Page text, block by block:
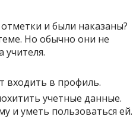
и были наказаны?
Но обычно они не
учителя.
входить в профиль.
учетные данные.
и уметь пользоваться ей.